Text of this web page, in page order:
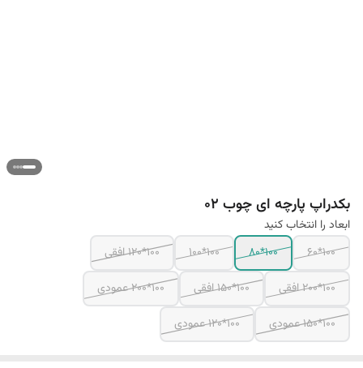
بکدراپ پارچه ای چوب 02
ابعاد را انتخاب کنید
100*60
100*80
100*100
100*120 افقی
100*200 افقی
100*150 افقی
100*200 عمودی
100*150 عمودی
100*120 عمودی